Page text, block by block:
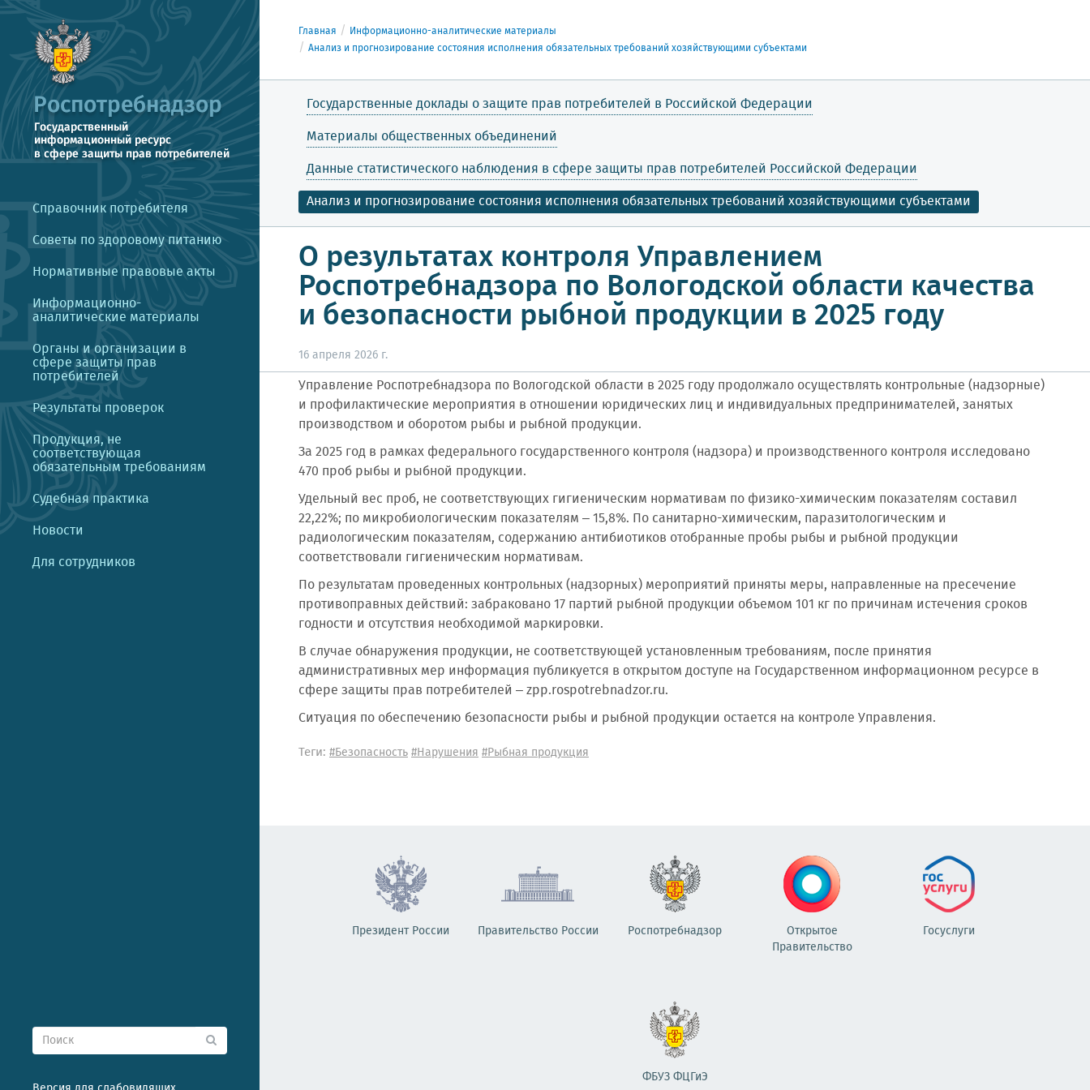
Справочник потребителя
Советы по здоровому питанию
Нормативные правовые акты
Информационно-
аналитические материалы
Органы и организации в
сфере защиты прав
потребителей
Результаты проверок
Продукция, не
соответствующая
обязательным требованиям
Судебная практика
Новости
Для сотрудников
Главная
Информационно-аналитические материалы
Анализ и прогнозирование состояния исполнения обязательных требований хозяйствующими субъектами
Государственные доклады о защите прав потребителей в Российской Федерации
Материалы общественных объединений
Данные статистического наблюдения в сфере защиты прав потребителей Российской Федерации
Анализ и прогнозирование состояния исполнения обязательных требований хозяйствующими субъектами
О результатах контроля Управлением
Роспотребнадзора по Вологодской области качества
и безопасности рыбной продукции в 2025 году
16 апреля 2026 г.
Управление Роспотребнадзора по Вологодской области в 2025 году продолжало осуществлять контрольные (надзорные)
и профилактические мероприятия в отношении юридических лиц и индивидуальных предпринимателей, занятых
производством и оборотом рыбы и рыбной продукции.
За 2025 год в рамках федерального государственного контроля (надзора) и производственного контроля исследовано
470 проб рыбы и рыбной продукции.
Удельный вес проб, не соответствующих гигиеническим нормативам по физико-химическим показателям составил
22,22%; по микробиологическим показателям – 15,8%. По санитарно-химическим, паразитологическим и
радиологическим показателям, содержанию антибиотиков отобранные пробы рыбы и рыбной продукции
соответствовали гигиеническим нормативам.
По результатам проведенных контрольных (надзорных) мероприятий приняты меры, направленные на пресечение
противоправных действий: забраковано 17 партий рыбной продукции объемом 101 кг по причинам истечения сроков
годности и отсутствия необходимой маркировки.
В случае обнаружения продукции, не соответствующей установленным требованиям, после принятия
административных мер информация публикуется в открытом доступе на Государственном информационном ресурсе в
сфере защиты прав потребителей – zpp.rospotrebnadzor.ru.
Ситуация по обеспечению безопасности рыбы и рыбной продукции остается на контроле Управления.
Теги: #Безопасность#Нарушения#Рыбная продукция
Президент России Правительство России Роспотребнадзор
Открытое
Правительство
Госуслуги
ФБУЗ ФЦГиЭ